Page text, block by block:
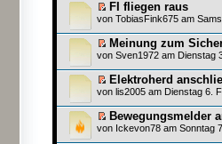
FI fliegen raus
von TobiasFink675 am
Meinung zum
von Sven1972 am Dienstag
Elektroherd
von lis2005 am Dienstag 6.
Bewegungsmelder
von Ickevon78 am Sonntag